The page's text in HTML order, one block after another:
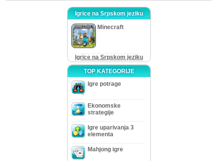
Igrice na Srpskom jeziku
Minecraft
Igrice na Srpskom jeziku
TOP KATEGORIJE
Igre potrage
Ekonomske
strategije
Igre uparivanja 3
elementa
Mahjong igre